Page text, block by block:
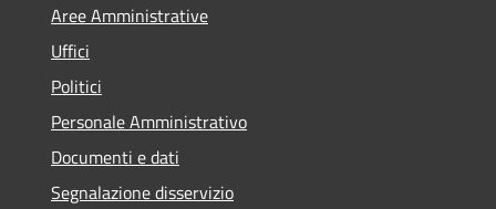
Aree Amministrative
Uffici
Politici
Personale Amministrativo
Documenti e dati
Segnalazione disservizio